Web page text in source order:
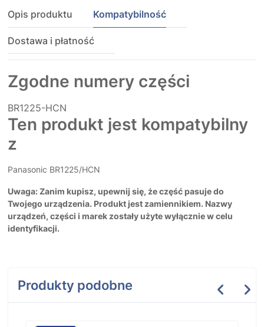
Opis produktu Kompatybilność
Dostawa i płatność
Zgodne numery części
BR1225-HCN
Ten produkt jest kompatybilny
z
Panasonic BR1225/HCN
Uwaga: Zanim kupisz, upewnij się, że część pasuje do
Twojego urządzenia. Produkt jest zamiennikiem. Nazwy
urządzeń, części i marek zostały użyte wyłącznie w celu
identyfikacji.
Produkty podobne